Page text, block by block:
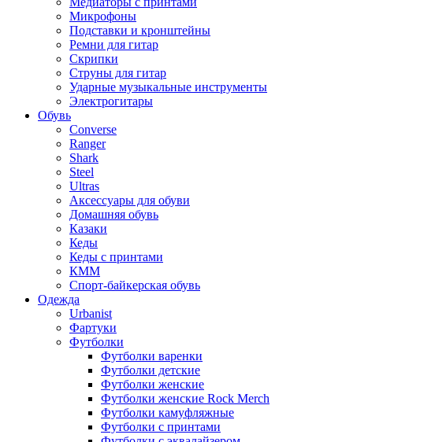
Микрофоны
Подставки и кронштейны
Ремни для гитар
Скрипки
Струны для гитар
Ударные музыкальные инструменты
Электрогитары
Обувь
Converse
Ranger
Shark
Steel
Ultras
Аксессуары для обуви
Домашняя обувь
Казаки
Кеды
Кеды с принтами
КММ
Спорт-байкерская обувь
Одежда
Urbanist
Фартуки
Футболки
Футболки варенки
Футболки детские
Футболки женские
Футболки женские Rock Merch
Футболки камуфляжные
Футболки с принтами